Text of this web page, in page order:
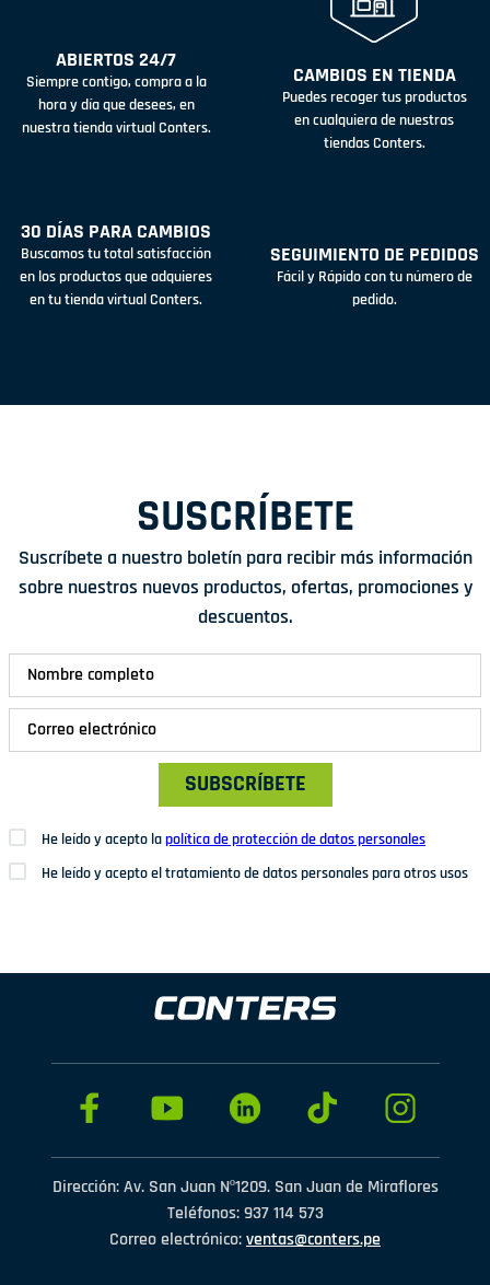
ABIERTOS 24/7
Siempre contigo, compra a la
hora y día que desees, en
nuestra tienda virtual Conters.
CAMBIOS EN TIENDA
Puedes recoger tus productos
en cualquiera de nuestras
tiendas Conters.
30 DÍAS PARA CAMBIOS
Buscamos tu total satisfacción
en los productos que adquieres
en tu tienda virtual Conters.
SEGUIMIENTO DE PEDIDOS
Fácil y Rápido con tu número de
pedido.
SUSCRÍBETE
Suscríbete a nuestro boletín para recibir más información
sobre nuestros nuevos productos, ofertas, promociones y
descuentos.
SUBSCRÍBETE
He leído y acepto lapolítica de protección de datos personales
He leído y acepto el tratamiento de datos personales para otros usos
Dirección: Av. San Juan Nº1209. San Juan de Miraflores
Teléfonos: 937 114 573
Correo electrónico:ventas@conters.pe